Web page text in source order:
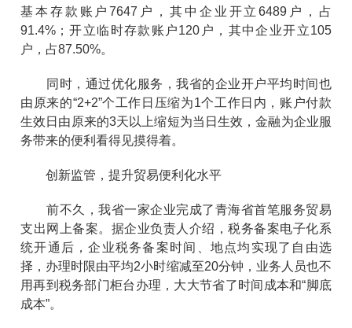
基本存款账户7647户，其中企业开立6489户，占
91.4%；开立临时存款账户120户，其中企业开立105
户，占87.50%。
同时，通过优化服务，我省的企业开户平均时间也
由原来的“2+2”个工作日压缩为1个工作日内，账户付款
生效日由原来的3天以上缩短为当日生效，金融为企业服
务带来的便利看得见摸得着。
创新监管，提升贸易便利化水平
前不久，我省一家企业完成了青海省首笔服务贸易
支出网上备案。据企业负责人介绍，税务备案电子化系
统开通后，企业税务备案时间、地点均实现了自由选
择，办理时限由平均2小时缩减至20分钟，业务人员也不
用再到税务部门柜台办理，大大节省了时间成本和“脚底
成本”。